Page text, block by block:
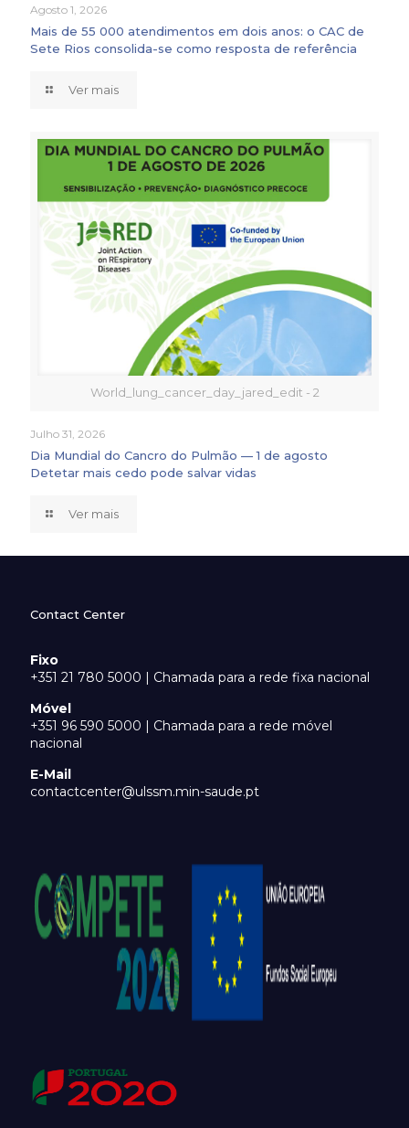
Agosto 1, 2026
Mais de 55 000 atendimentos em dois anos: o CAC de
Sete Rios consolida-se como resposta de referência
Ver mais
World_lung_cancer_day_jared_edit - 2
Julho 31, 2026
Dia Mundial do Cancro do Pulmão — 1 de agosto
Detetar mais cedo pode salvar vidas
Ver mais
Contact Center
Fixo
+351 21 780 5000 | Chamada para a rede fixa nacional
Móvel
+351 96 590 5000 | Chamada para a rede móvel
nacional
E-Mail
contactcenter@ulssm.min-saude.pt